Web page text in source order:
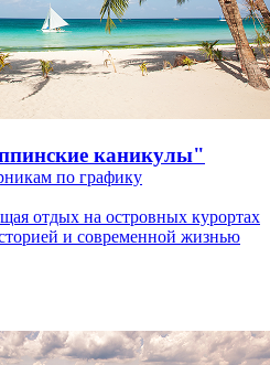
каникулы"
по графику
отдых на островных курортах
и современной жизнью